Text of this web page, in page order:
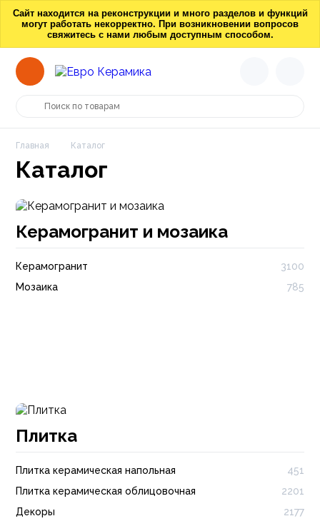
Сайт находится на реконструкции и много разделов и функций
могут работать некорректно. При возникновении вопросов
свяжитесь с нами любым доступным способом.
Главная Каталог
Каталог
Керамогранит и мозаика
Керамогранит
3100
Мозаика
785
Плитка
Плитка керамическая напольная
451
Плитка керамическая облицовочная
2201
Декоры
2177